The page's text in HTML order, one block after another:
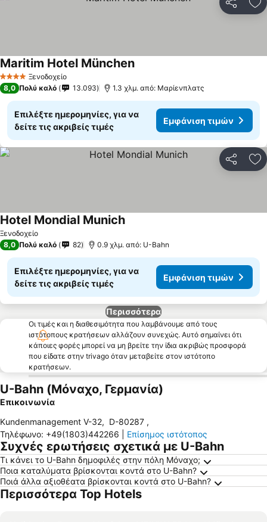
4 ΑστέριαΞενοδοχείο
Maritim Hotel München
8,0 Πολύ καλό 13.093 1.3 χλμ. από: Μαρίενπλατς
Επιλέξτε ημερομηνίες, για να
δείτε τις ακριβείς τιμές
Εμφάνιση τιμών
Ξενοδοχείο
Hotel Mondial Munich
8,0 Πολύ καλό 82 0.9 χλμ. από: U-Bahn
Επιλέξτε ημερομηνίες, για να
δείτε τις ακριβείς τιμές
Εμφάνιση τιμών
Περισσότερα
Οι τιμές και η διαθεσιμότητα που λαμβάνουμε από τους
ιστότοπους κρατήσεων αλλάζουν συνεχώς. Αυτό σημαίνει ότι
κάποιες φορές μπορεί να μη βρείτε την ίδια ακριβώς προσφορά
που είδατε στην trivago όταν μεταβείτε στον ιστότοπο
κρατήσεων.
U-Bahn (Μόναχο, Γερμανία)
Επικοινωνία
Kundenmanagement V-32, D-80287 ,
Τηλέφωνο: +49(1803)442266 Επίσημος ιστότοπος
Συχνές ερωτήσεις σχετικά με U-Bahn
Τι κάνει το U-Bahn δημοφιλές στην πόλη Μόναχο;
Ποια καταλύματα βρίσκονται κοντά στο U-Bahn?
Ποιά άλλα αξιοθέατα βρίσκονται κοντά στο U-Bahn?
Περισσότερα Top Hotels